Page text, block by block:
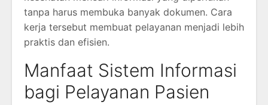
tanpa harus membuka banyak dokumen. Cara
kerja tersebut membuat pelayanan menjadi lebih
praktis dan efisien.
Manfaat Sistem Informasi
bagi Pelayanan Pasien